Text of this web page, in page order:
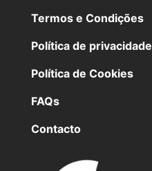
Termos e Condições
Política de privacidade
Política de Cookies
FAQs
Contacto